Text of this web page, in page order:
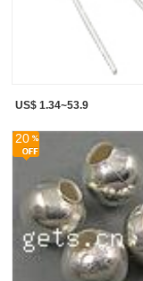
US$ 1.34~53.9
20